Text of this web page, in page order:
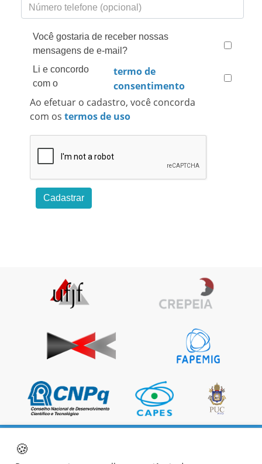
🍪
Você gostaria de receber nossas
mensagens de e-mail?
Li e concordo
com o
termo de
consentimento
Ao efetuar o cadastro, você concorda
com os termos de uso
Cadastrar
Página Inicial